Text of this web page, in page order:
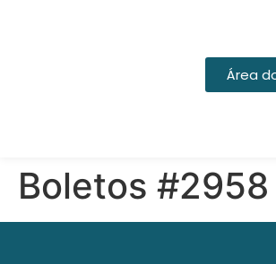
Área
Boletos #2958